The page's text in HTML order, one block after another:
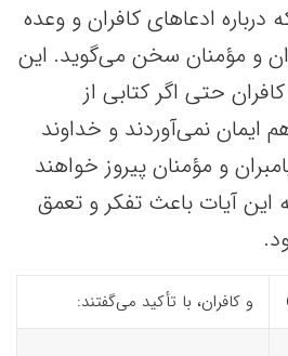
ادعاهای کافران و وعده
و مؤمنان سخن می‌گوید. این
حتی اگر کتابی از
ایمان نمی‌آوردند و خداوند
و مؤمنان پیروز خواهند
آیات باعث تفکر و تعمق
و کافران، با تأکید می‌گفتند: